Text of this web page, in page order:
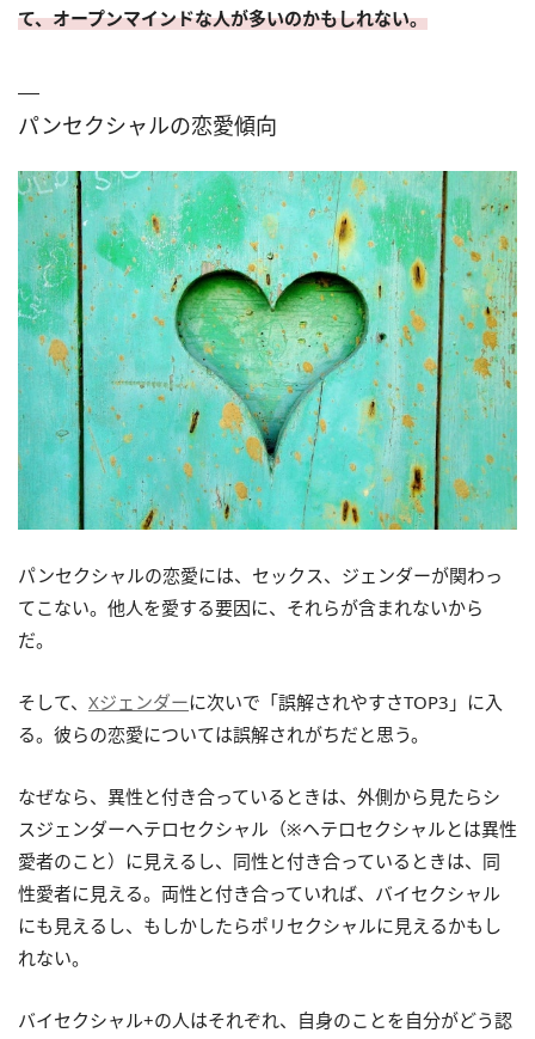
て、オープンマインドな人が多いのかもしれない。
パンセクシャルの恋愛傾向
パンセクシャルの恋愛には、セックス、ジェンダーが関わっ
てこない。他人を愛する要因に、それらが含まれないから
だ。
そして、 Xジェンダーに次いで「誤解されやすさTOP3」に入
る。彼らの恋愛については誤解されがちだと思う。
なぜなら、異性と付き合っているときは、外側から見たらシ
スジェンダーヘテロセクシャル（※ヘテロセクシャルとは異性
愛者のこと）に見えるし、同性と付き合っているときは、同
性愛者に見える。両性と付き合っていれば、バイセクシャル
にも見えるし、もしかしたらポリセクシャルに見えるかもし
れない。
バイセクシャル+の人はそれぞれ、自身のことを自分がどう認